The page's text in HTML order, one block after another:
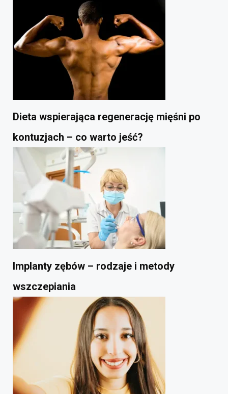
Dieta wspierająca regenerację mięśni po
kontuzjach – co warto jeść?
Implanty zębów – rodzaje i metody
wszczepiania